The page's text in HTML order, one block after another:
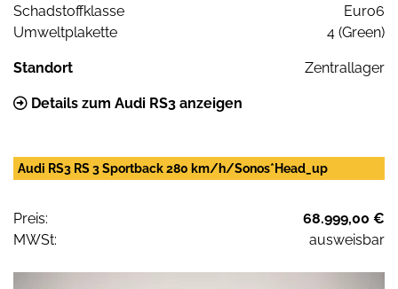
Schadstoffklasse
Euro6
Umweltplakette
4 (Green)
Standort Zentrallager
Details zum Audi RS3 anzeigen
Audi RS3 RS 3 Sportback 280 km/h/Sonos*Head_up
Preis:
68.999,00 €
MWSt:
ausweisbar